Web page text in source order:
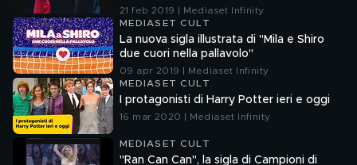
21 feb 2019 | Mediaset Infinity
MEDIASET CULT
La nuova sigla illustrata di "Mila e Shiro
due cuori nella pallavolo"
09 apr 2019 | Mediaset Infinity
MEDIASET CULT
I protagonisti di Harry Potter ieri e oggi
16 mar 2020 | Mediaset Infinity
MEDIASET CULT
"Ran Can Can", la sigla di Campioni di